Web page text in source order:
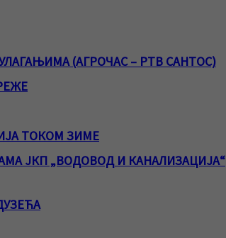
(АГРОЧАС – РТВ САНТОС)
ТОКОМ ЗИМЕ
ЈКП „ВОДОВОД И КАНАЛИЗАЦИЈА“